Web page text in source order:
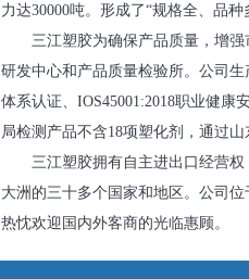
力达30000吨。形成了“规格全、品
三江塑胶为确保产品质量，增
研发中心和产品质量检验所。公司生
体系认证、IOS45001:2018职业健康
局检测产品不含18项塑化剂，通过
三江塑胶拥有自主进出口经营
大洲的三十多个国家和地区。公司
热忱欢迎国内外客商的光临惠顾。